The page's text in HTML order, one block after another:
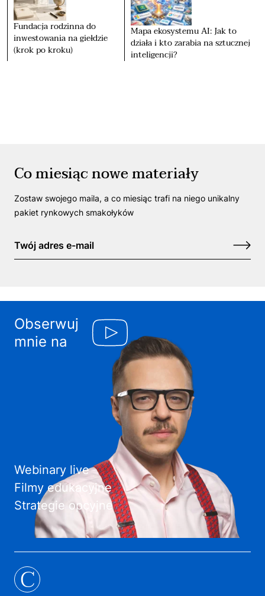
Fundacja rodzinna do
inwestowania na giełdzie
(krok po kroku)
Mapa ekosystemu AI: Jak to
działa i kto zarabia na sztucznej
inteligencji?
Co miesiąc nowe materiały
Zostaw swojego maila, a co miesiąc trafi na niego unikalny
pakiet rynkowych smakołyków
Obserwuj
mnie na
Webinary live
Filmy edukacyjne
Strategie opcyjne
C